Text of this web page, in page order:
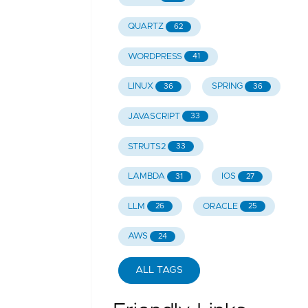
QUARTZ 62
WORDPRESS 41
LINUX 36 SPRING 36
JAVASCRIPT 33
STRUTS2 33
LAMBDA 31 IOS 27
LLM 26 ORACLE 25
AWS 24
ALL TAGS